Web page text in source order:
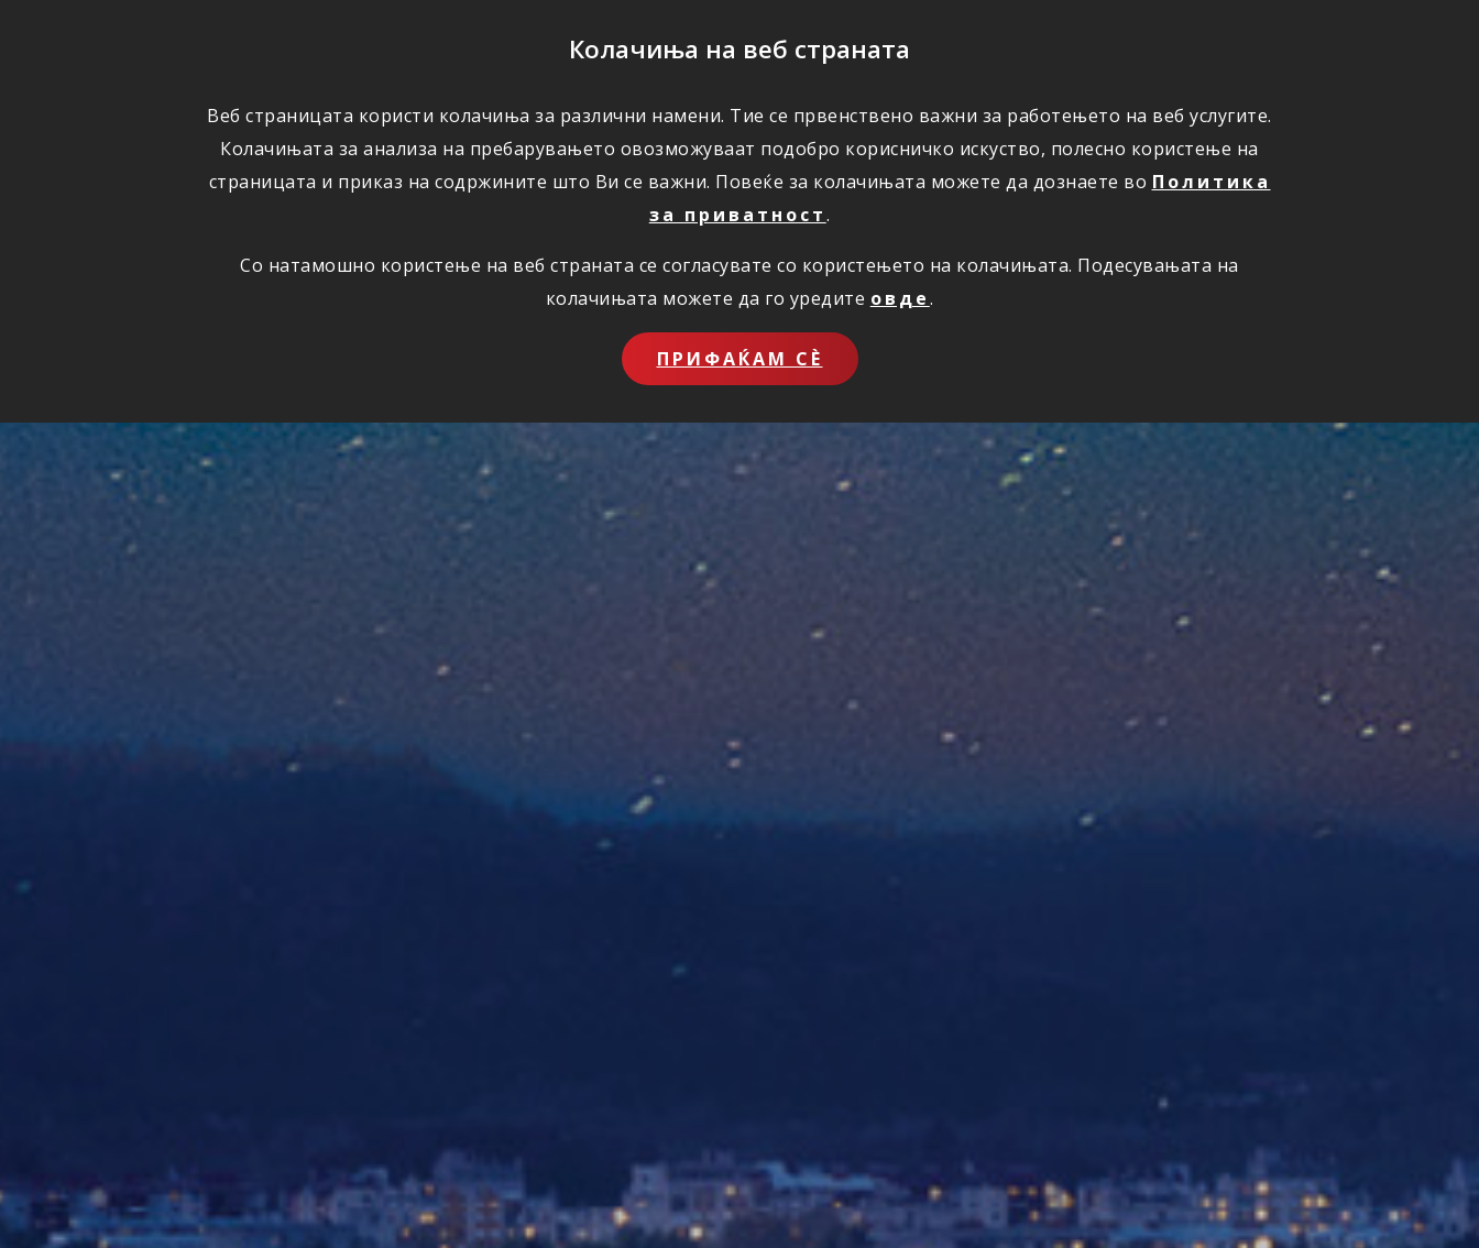
Колачиња на веб страната
Веб страницата користи колачиња за различни намени. Тие се првенствено важни за работењето на веб услугите.
Колачињата за анализа на пребарувањето овозможуваат подобро корисничко искуство, полесно користење на
страницата и приказ на содржините што Ви се важни. Повеќе за колачињата можете да дознаете во Политика
за приватност.
Со натамошно користење на веб страната се согласувате со користењето на колачињата. Подесувањата на
колачињата можете да го уредите овде.
ПРИФАЌАМ СЀ
ОСИГУРУВАЊЕ ШТЕТИ ПОВОЛНОСТИ КОРИСНО ЗА НАС ОНЛАЈН ПРИЈАВИ ШТЕТА